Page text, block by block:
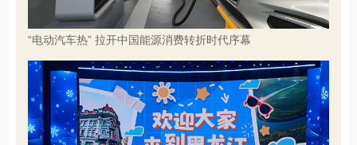
“电动汽车热” 拉开中国能源消费转折时代序幕